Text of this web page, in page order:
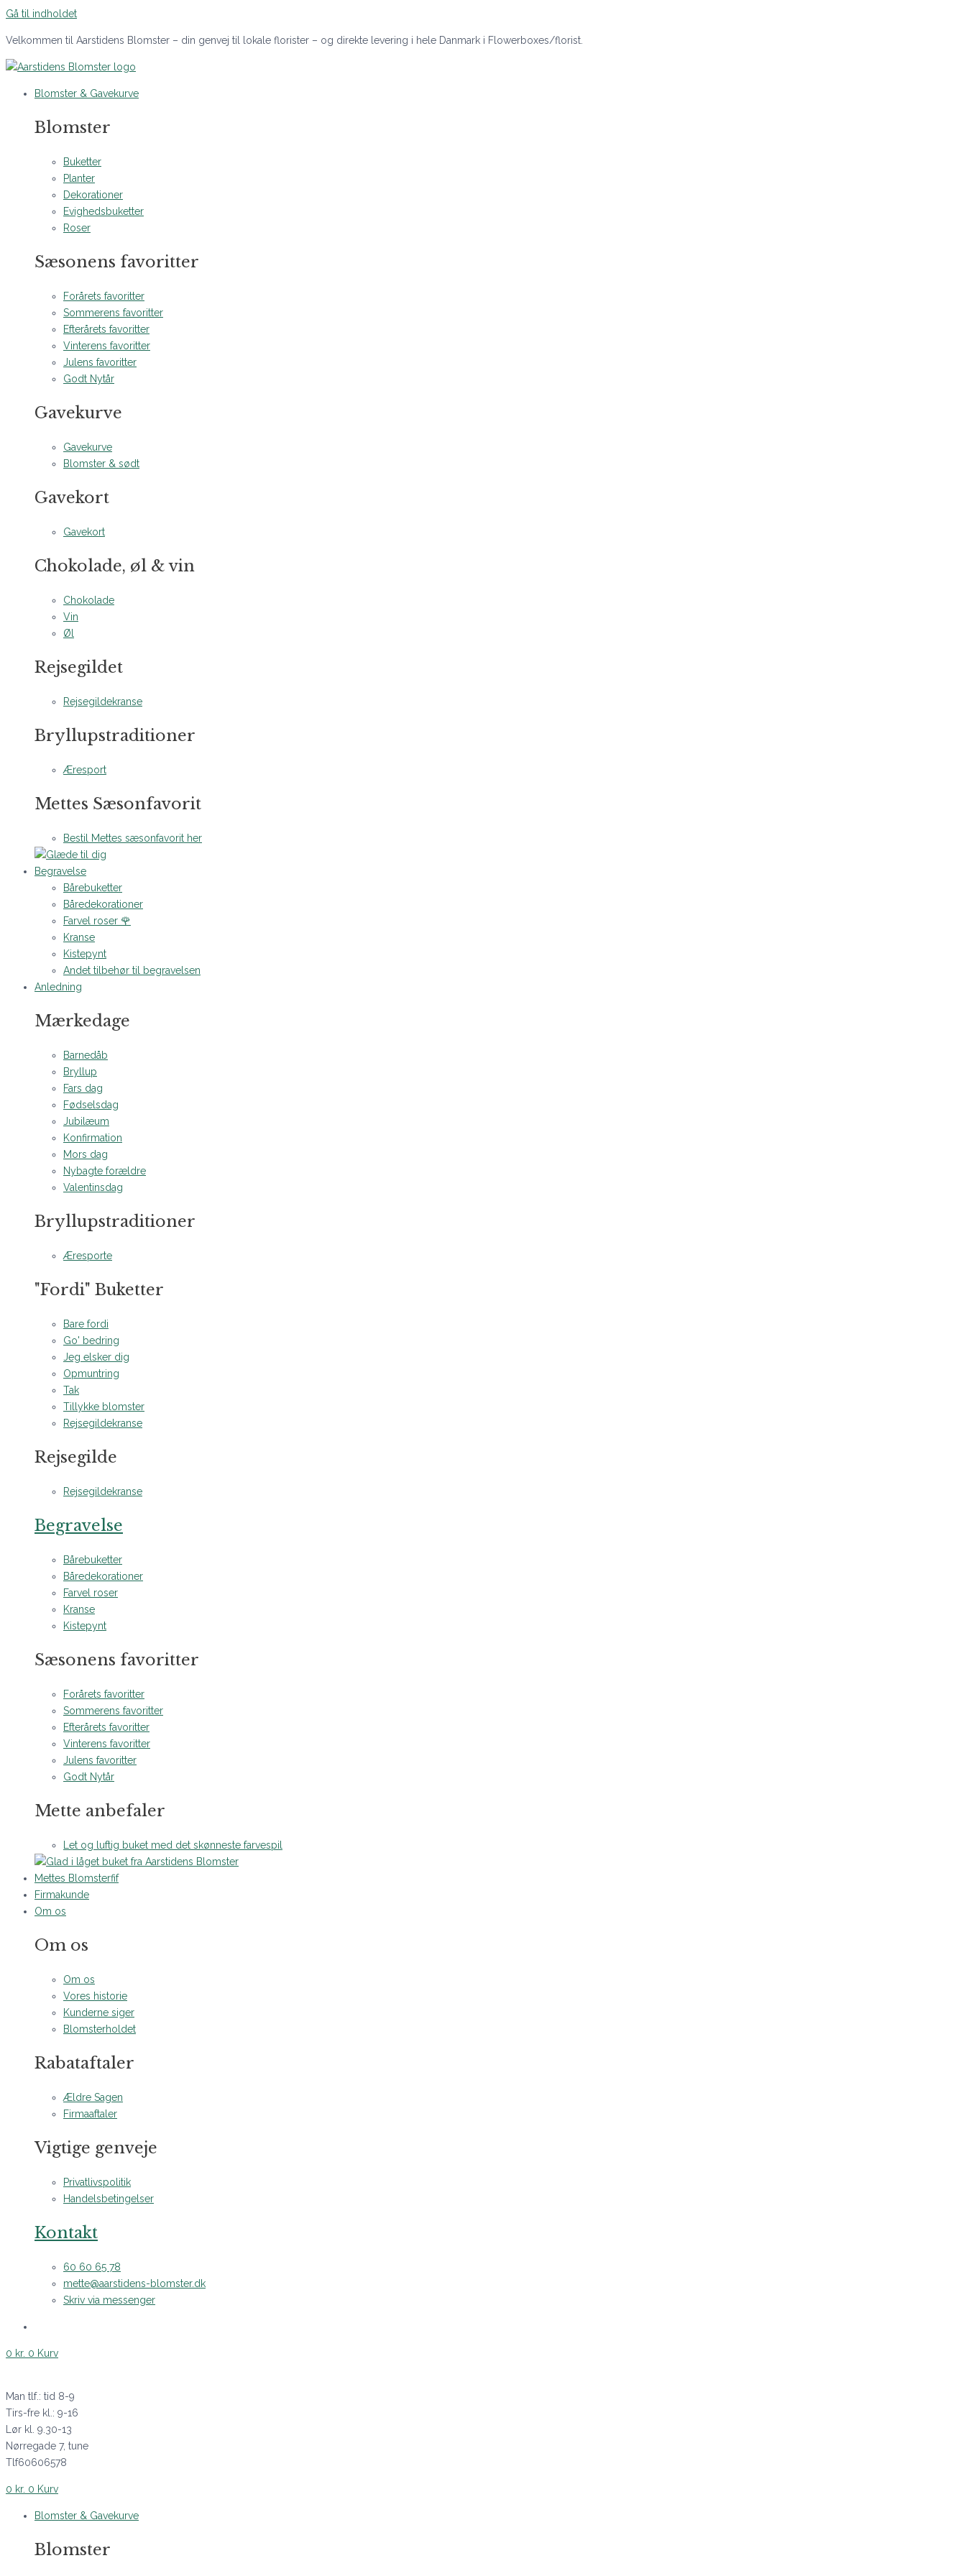
Gå til indholdet
Velkommen til Aarstidens Blomster – din genvej til lokale florister – og direkte levering i hele Danmark i Flowerboxes/florist.
Blomster & Gavekurve
Blomster
Buketter
Planter
Dekorationer
Evighedsbuketter
Roser
Sæsonens favoritter
Forårets favoritter
Sommerens favoritter
Efterårets favoritter
Vinterens favoritter
Julens favoritter
Godt Nytår
Gavekurve
Gavekurve
Blomster & sødt
Gavekort
Gavekort
Chokolade, øl & vin
Chokolade
Vin
Øl
Rejsegildet
Rejsegildekranse
Bryllupstraditioner
Æresport
Mettes Sæsonfavorit
Bestil Mettes sæsonfavorit her
Begravelse
Bårebuketter
Båredekorationer
Farvel roser 🌹
Kranse
Kistepynt
Andet tilbehør til begravelsen
Anledning
Mærkedage
Barnedåb
Bryllup
Fars dag
Fødselsdag
Jubilæum
Konfirmation
Mors dag
Nybagte forældre
Valentinsdag
Bryllupstraditioner
Æresporte
"Fordi" Buketter
Bare fordi
Go' bedring
Jeg elsker dig
Opmuntring
Tak
Tillykke blomster
Rejsegildekranse
Rejsegilde
Rejsegildekranse
Begravelse
Bårebuketter
Båredekorationer
Farvel roser
Kranse
Kistepynt
Sæsonens favoritter
Forårets favoritter
Sommerens favoritter
Efterårets favoritter
Vinterens favoritter
Julens favoritter
Godt Nytår
Mette anbefaler
Let og luftig buket med det skønneste farvespil
Mettes Blomsterfif
Firmakunde
Om os
Om os
Om os
Vores historie
Kunderne siger
Blomsterholdet
Rabataftaler
Ældre Sagen
Firmaaftaler
Vigtige genveje
Privatlivspolitik
Handelsbetingelser
Kontakt
60 60 65 78
mette@aarstidens-blomster.dk
Skriv via messenger
0 kr. 0 Kurv
Man tlf.: tid 8-9
Tirs-fre kl.: 9-16
Lør kl. 9.30-13
Nørregade 7, tune
Tlf60606578
0 kr. 0 Kurv
Blomster & Gavekurve
Blomster